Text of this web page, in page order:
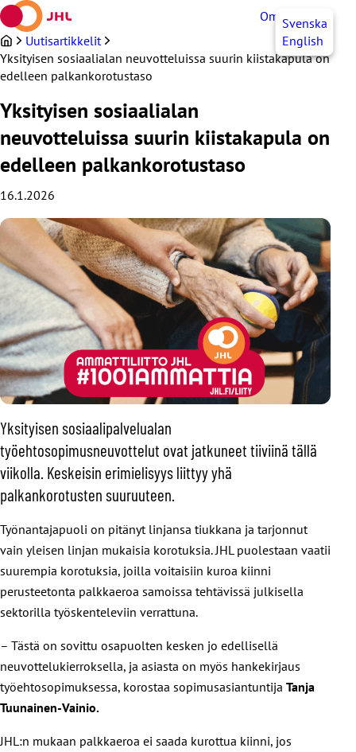
Siirry
sisältöön
OmaJHLSvenska
English
Uutisartikkelit
Yksityisen sosiaalialan neuvotteluissa suurin kiistakapula on
edelleen palkankorotustaso
Yksityisen sosiaalialan
neuvotteluissa suurin kiistakapula on
edelleen palkankorotustaso
16.1.2026
Yksityisen sosiaalipalvelualan
työehtosopimusneuvottelut ovat jatkuneet tiiviinä tällä
viikolla. Keskeisin erimielisyys liittyy yhä
palkankorotusten suuruuteen.
Työnantajapuoli on pitänyt linjansa tiukkana ja tarjonnut
vain yleisen linjan mukaisia korotuksia. JHL puolestaan vaatii
suurempia korotuksia, joilla voitaisiin kuroa kiinni
perusteetonta palkkaeroa samoissa tehtävissä julkisella
sektorilla työskenteleviin verrattuna.
– Tästä on sovittu osapuolten kesken jo edellisellä
neuvottelukierroksella, ja asiasta on myös hankekirjaus
työehtosopimuksessa, korostaa sopimusasiantuntija Tanja
Tuunainen-Vainio.
JHL:n mukaan palkkaeroa ei saada kurottua kiinni, jos